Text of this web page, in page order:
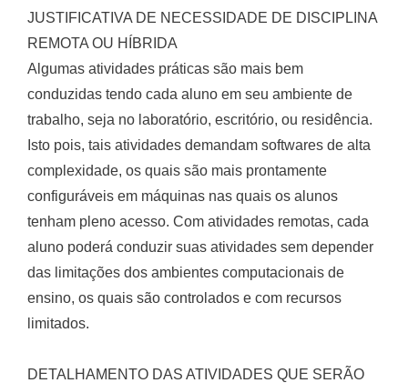
JUSTIFICATIVA DE NECESSIDADE DE DISCIPLINA
REMOTA OU HÍBRIDA
Algumas atividades práticas são mais bem
conduzidas tendo cada aluno em seu ambiente de
trabalho, seja no laboratório, escritório, ou residência.
Isto pois, tais atividades demandam softwares de alta
complexidade, os quais são mais prontamente
configuráveis em máquinas nas quais os alunos
tenham pleno acesso. Com atividades remotas, cada
aluno poderá conduzir suas atividades sem depender
das limitações dos ambientes computacionais de
ensino, os quais são controlados e com recursos
limitados.
DETALHAMENTO DAS ATIVIDADES QUE SERÃO